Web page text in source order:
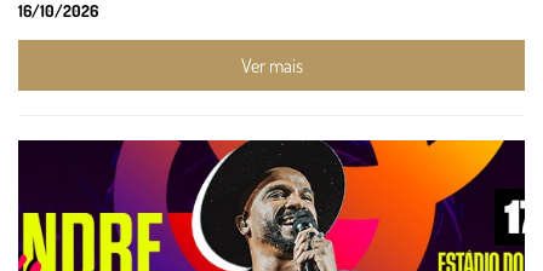
16/10/2026
Ver mais